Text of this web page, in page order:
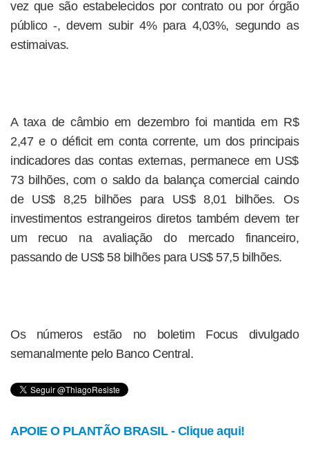
vez que são estabelecidos por contrato ou por órgão
público -, devem subir 4% para 4,03%, segundo as
estimaivas.
A taxa de câmbio em dezembro foi mantida em R$
2,47 e o déficit em conta corrente, um dos principais
indicadores das contas externas, permanece em US$
73 bilhões, com o saldo da balança comercial caindo
de US$ 8,25 bilhões para US$ 8,01 bilhões. Os
investimentos estrangeiros diretos também devem ter
um recuo na avaliação do mercado financeiro,
passando de US$ 58 bilhões para US$ 57,5 bilhões.
Os números estão no boletim Focus divulgado
semanalmente pelo Banco Central.
APOIE O PLANTÃO BRASIL - Clique aqui!